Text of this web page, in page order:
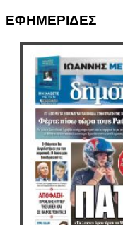
ΕΦΗΜΕΡΙΔΕΣ